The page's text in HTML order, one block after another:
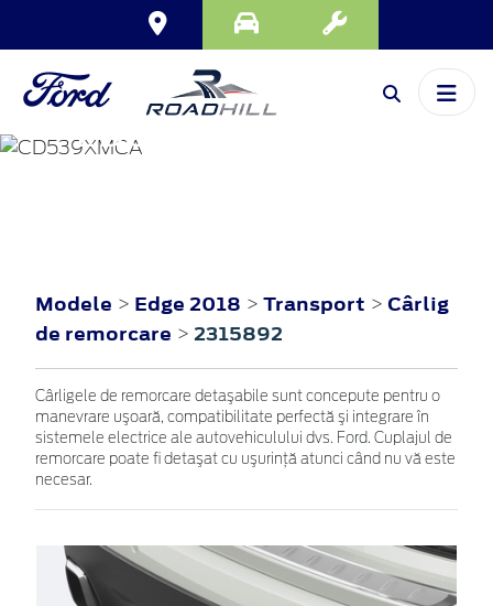
EDGE
Modele > Edge 2018 > Transport > Cârlig
de remorcare > 2315892
Cârligele de remorcare detaşabile sunt concepute pentru o
manevrare uşoară, compatibilitate perfectă şi integrare în
sistemele electrice ale autovehiculului dvs. Ford. Cuplajul de
remorcare poate fi detaşat cu uşurinţă atunci când nu vă este
necesar.